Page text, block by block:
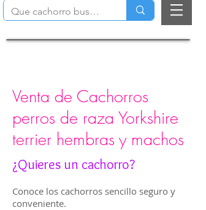
Venta de Cachorros
perros de raza Yorkshire
terrier hembras y machos
¿Quieres un cachorro?
Conoce los cachorros sencillo seguro y
conveniente.